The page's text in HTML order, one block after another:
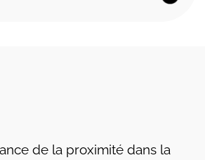
de la proximité dans la